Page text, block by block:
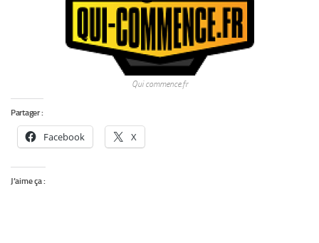
Qui commence.fr
Partager :
Facebook X
J’aime ça :